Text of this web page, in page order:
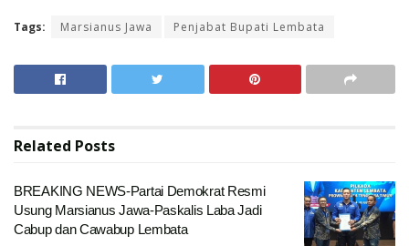
Tags: Marsianus Jawa Penjabat Bupati Lembata
Related Posts
BREAKING NEWS-Partai Demokrat Resmi
Usung Marsianus Jawa-Paskalis Laba Jadi
Cabup dan Cawabup Lembata